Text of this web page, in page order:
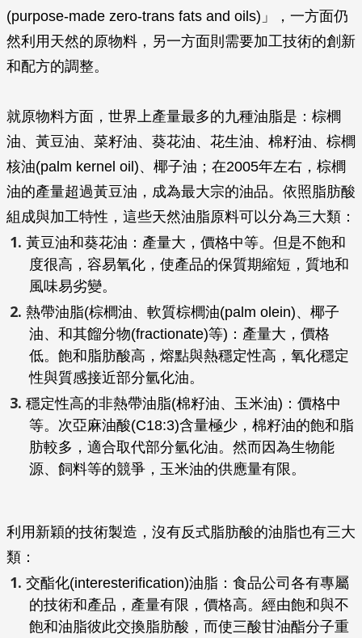
(purpose-made zero-trans fats and oils)」，一方面仍
然利用天然的原物料，另一方面則需要加工技術的創新
和配方的調整。
就原物料方面，世界上產量最多的九種油脂是：棕櫚
油、黃豆油、菜籽油、葵花油、花生油、棉籽油、棕櫚
核油(palm kernel oil)、椰子油；在2005年左右，棕櫚
油的產量超過黃豆油，成為最大宗的油品。依照脂肪酸
組成與加工特性，這些天然油脂原料可以分為三大類：
黃豆油和葵花油：產量大，價格中等。但是不飽和
度很高，容易氧化，使產品的保質期縮短，質地和
風味易劣變。
熱帶油脂(棕櫚油、軟質棕櫚油(palm olein)、椰子
油、和其餾分物(fractionate)等)：產量大，價格
低。飽和脂肪酸高，熔點與熱穩定性高，氧化穩定
性與質感接近部分氫化油。
穩定性高的非熱帶油脂(棉籽油、玉米油)：價格中
等。次亞麻油酸(C18:3)含量極少，棉籽油的飽和脂
肪較多，適合取代部分氫化油。然而因為生物能
源、飼料等的競爭，玉米油的供應量有限。
利用新穎的技術製造，沒有反式脂肪酸的油脂也有三大
類：
交酯化(interesterification)油脂：食品公司各有專屬
的技術和產品，產量有限，價格高。經由飽和與不
飽和油脂彼此交換脂肪酸，而使三酸甘油酯分子重